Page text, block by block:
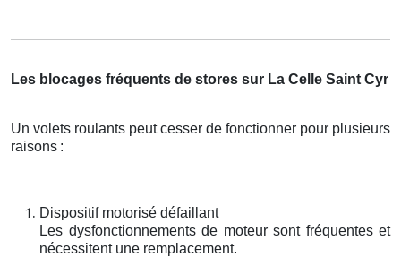
Les blocages fréquents de stores sur La Celle Saint Cyr
Un volets roulants peut cesser de fonctionner pour plusieurs
raisons :
Dispositif motorisé défaillant
Les dysfonctionnements de moteur sont fréquentes et
nécessitent une remplacement.